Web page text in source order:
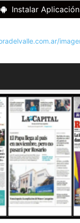
Instalar Aplicación
DIFUSORA
DEL
VALLE